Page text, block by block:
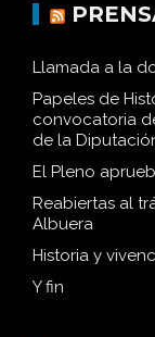
Llamada a la
Papeles de
convocatoria
de la
El Pleno
Reabiertas al
Albuera
Historia y
Y fin